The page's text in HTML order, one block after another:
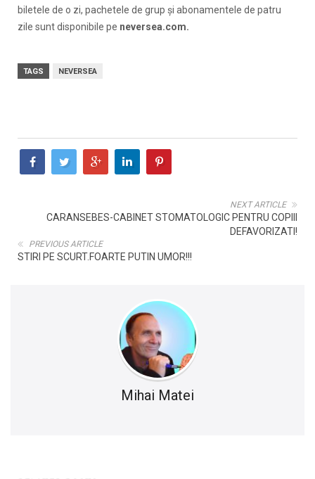
biletele de o zi, pachetele de grup și abonamentele de patru
zile sunt disponibile pe neversea.com.
TAGS NEVERSEA
NEXT ARTICLE
CARANSEBES-CABINET STOMATOLOGIC PENTRU COPIII
DEFAVORIZATI!
PREVIOUS ARTICLE
STIRI PE SCURT.FOARTE PUTIN UMOR!!!
Mihai Matei